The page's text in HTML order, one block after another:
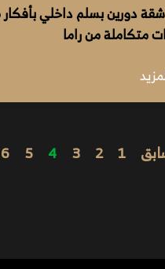
دورين بسلم داخلي
متكاملة من راما
1
2
3
4
5
6